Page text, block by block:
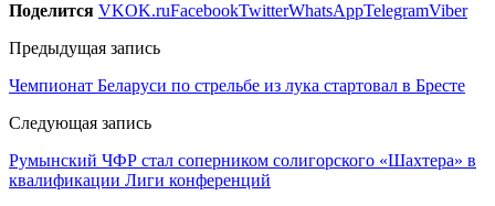
Поделится VKOK.ruFacebookTwitterWhatsAppTelegramViber
Предыдущая запись
Чемпионат Беларуси по стрельбе из лука стартовал в Бресте
Следующая запись
Румынский ЧФР стал соперником солигорского «Шахтера» в
квалификации Лиги конференций